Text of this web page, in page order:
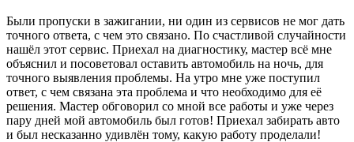
Были пропуски в зажигании, ни один из сервисов не мог дать
точного ответа, с чем это связано. По счастливой случайности
нашёл этот сервис. Приехал на диагностику, мастер всё мне
объяснил и посоветовал оставить автомобиль на ночь, для
точного выявления проблемы. На утро мне уже поступил
ответ, с чем связана эта проблема и что необходимо для её
решения. Мастер обговорил со мной все работы и уже через
пару дней мой автомобиль был готов! Приехал забирать авто
и был несказанно удивлён тому, какую работу проделали!